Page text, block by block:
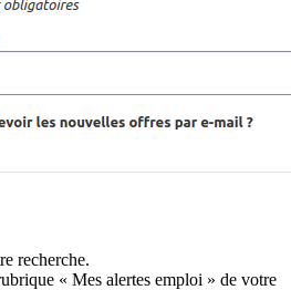
recherche.
« Mes alertes emploi » de votre